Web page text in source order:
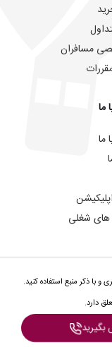
بگیرید
مسافران
ما
ما
شغلی
با ذکر منبع استفاده کنید.
دارد.